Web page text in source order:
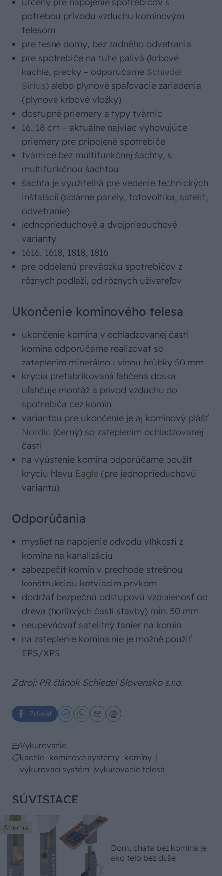
určený pre napojenie spotrebičov s
potrebou prívodu vzduchu komínovým
telesom
pre tesné domy, bez zadného odvetrania
pre spotrebiče na tuhé palivá (krbové
kachle, piecky – odporúčame Schiedel
Sirius) alebo plynové spaľovacie zariadenia
(plynové krbové vložky)
dostupné priemery a typy tvárnic
16, 18 cm – aktuálne najviac vyhovujúce
priemery pre pripojené spotrebiče
tvárnice bez multifunkčnej šachty, s
multifunkčnou šachtou
šachta je využiteľná pre vedenie technických
inštalácií (solárne panely, fotovoltika, satelit,
odvetranie)
jednoprieduchové a dvojprieduchové
varianty
1616, 1618, 1818, 1816
pre oddelenú prevádzku spotrebičov z
rôznych podlaží, od rôznych užívateľov
Ukončenie komínového telesa
ukončenie komína v ochladzovanej časti
komína odporúčame realizovať so
zateplením minerálnou vlnou hrúbky 50 mm
krycia prefabrikovaná ľahčená doska
uľahčuje montáž a prívod vzduchu do
spotrebiča cez komín
variantou pre ukončenie je aj komínový plášť
Nordic (černý) so zateplením ochladzovanej
časti
na vyústenie komína odporúčame použiť
kryciu hlavu Eagle (pre jednoprieduchovú
variantu)
Odporúčania
myslieť na napojenie odvodu vlhkosti z
komína na kanalizáciu
zabezpečiť komín v prechode strešnou
konštrukciou kotviacim prvkom
dodržať bezpečnú odstupovú vzdialenosť od
dreva (horľavých častí stavby) min. 50 mm
neupevňovať satelitný tanier na komín
na zateplenie komína nie je možné použiť
EPS/XPS
Zdroj: PR článok Schiedel Slovensko s.r.o.
Zdieľať
Vykurovanie
kachle komínové systémy komíny
vykurovací systém vykurovanie telesá
SÚVISIACE
Strecha
Dom, chata bez komína je
ako telo bez duše